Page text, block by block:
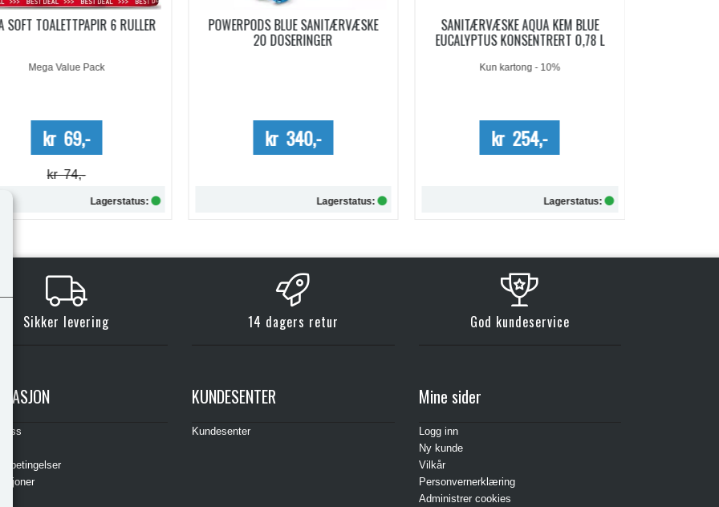
BLUE SANITÆRVÆSKE
kr 340,-
Lagerstatus:
SANITÆRVÆSKE AQUA KEM BLUE
EUCALYPTUS KONSENTRERT 0,78 L
kr 254,-
Lagerstatus:
AQUA KEM BLUE SACHETS
SANITÆRVÆSKE 15 DOSER
kr 209,-
Lagerstatus:
Sikker levering 14 dagers retur God kundeservice
oss
KUNDESENTER
Kundesenter
Mine sider
Logg inn
Ny kunde
Vilkår
Personvernerklæring
Administrer cookies